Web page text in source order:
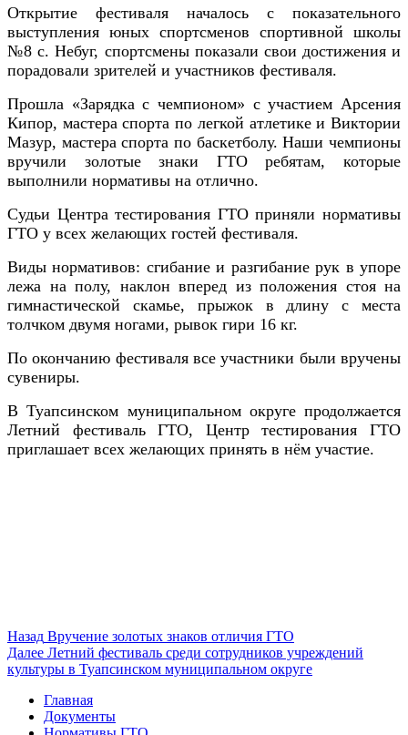
Открытие фестиваля началось с показательного
выступления юных спортсменов спортивной школы
№8 с. Небуг, спортсмены показали свои достижения и
порадовали зрителей и участников фестиваля.
Прошла «Зарядка с чемпионом» с участием Арсения
Кипор, мастера спорта по легкой атлетике и Виктории
Мазур, мастера спорта по баскетболу. Наши чемпионы
вручили золотые знаки ГТО ребятам, которые
выполнили нормативы на отлично.
Судьи Центра тестирования ГТО приняли нормативы
ГТО у всех желающих гостей фестиваля.
Виды нормативов: сгибание и разгибание рук в упоре
лежа на полу, наклон вперед из положения стоя на
гимнастической скамье, прыжок в длину с места
толчком двумя ногами, рывок гири 16 кг.
По окончанию фестиваля все участники были вручены
сувениры.
В Туапсинском муниципальном округе продолжается
Летний фестиваль ГТО, Центр тестирования ГТО
приглашает всех желающих принять в нём участие.
Навигация
по
Назад Предыдущая
запись:
Вручение золотых знаков отличия ГТО
Далее Следующая
запись:
Летний фестиваль среди сотрудников учреждений
культуры в Туапсинском муниципальном округе
Главная
Документы